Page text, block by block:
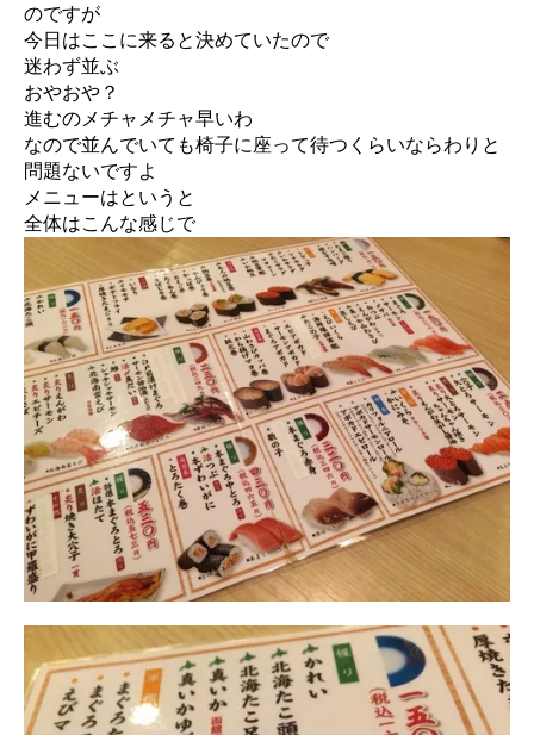
のですが
今日はここに来ると決めていたので
迷わず並ぶ
おやおや？
進むのメチャメチャ早いわ
なので並んでいても椅子に座って待つくらいならわりと
問題ないですよ
メニューはというと
全体はこんな感じで